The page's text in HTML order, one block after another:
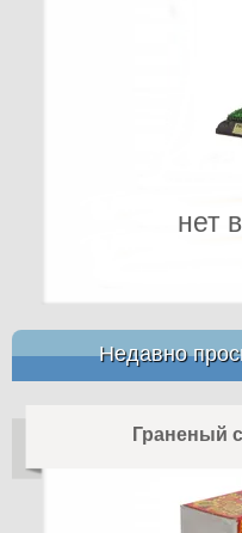
нет
Недавно
Граненый